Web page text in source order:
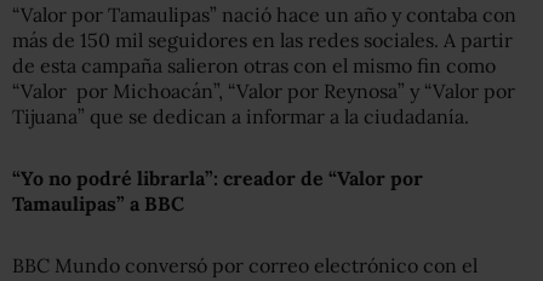
“Valor por Tamaulipas” nació hace un año y contaba con
más de 150 mil seguidores en las redes sociales. A partir
de esta campaña salieron otras con el mismo fin como
“Valor por Michoacán”, “Valor por Reynosa” y “Valor por
Tijuana” que se dedican a informar a la ciudadanía.
“Yo no podré librarla”: creador de “Valor por
Tamaulipas” a BBC
BBC Mundo conversó por correo electrónico con el